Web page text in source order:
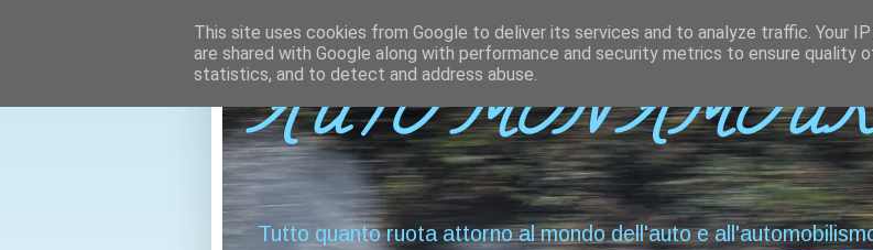
AUTO MON AMOUR
Tutto quanto ruota attorno al mondo dell'auto e
This site uses cookies from Google to deliver its services and to analyze traffic. Your
are shared with Google along with performance and security metrics to ensure quality
statistics, and to detect and address abuse.